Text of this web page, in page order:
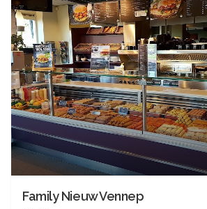
Family Nieuw Vennep